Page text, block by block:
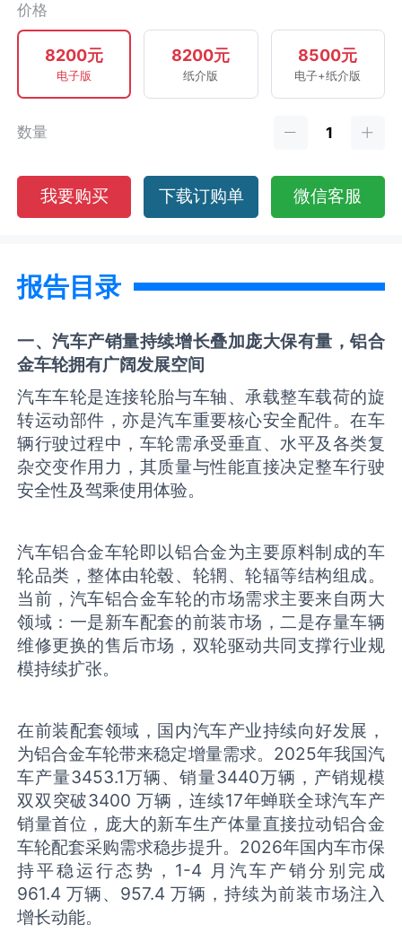
价格
8200元
电子版
8200元
纸介版
8500元
电子+纸介版
数量
我要购买 下载订购单 微信客服
报告目录
一、汽车产销量持续增长叠加庞大保有量，铝合
金车轮拥有广阔发展空间
汽车车轮是连接轮胎与车轴、承载整车载荷的旋
转运动部件，亦是汽车重要核心安全配件。在车
辆行驶过程中，车轮需承受垂直、水平及各类复
杂交变作用力，其质量与性能直接决定整车行驶
安全性及驾乘使用体验。
汽车铝合金车轮即以铝合金为主要原料制成的车
轮品类，整体由轮毂、轮辋、轮辐等结构组成。
当前，汽车铝合金车轮的市场需求主要来自两大
领域：一是新车配套的前装市场，二是存量车辆
维修更换的售后市场，双轮驱动共同支撑行业规
模持续扩张。
在前装配套领域，国内汽车产业持续向好发展，
为铝合金车轮带来稳定增量需求。2025年我国汽
车产量3453.1万辆、销量3440万辆，产销规模
双双突破3400 万辆，连续17年蝉联全球汽车产
销量首位，庞大的新车生产体量直接拉动铝合金
车轮配套采购需求稳步提升。2026年国内车市保
持平稳运行态势，1-4 月汽车产销分别完成
961.4 万辆、957.4 万辆，持续为前装市场注入
增长动能。